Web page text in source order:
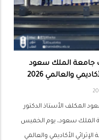
جامعة الملك سعود
والعالمي 2026
المكلف الأستاذ الدكتور
الملك سعود، يوم الخميس
موهبة الإثرائي الأكاديمي والعالمي